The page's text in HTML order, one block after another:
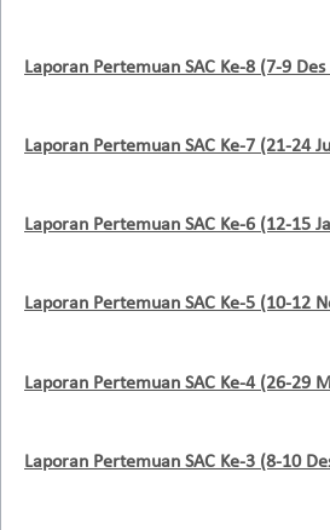
Laporan Pertemuan SAC Ke-8 (7-9
Laporan Pertemuan SAC Ke-7 (21-24
Laporan Pertemuan SAC Ke-6 (12-15
Laporan Pertemuan SAC Ke-5 (10-12
Laporan Pertemuan SAC Ke-4 (26-29
Laporan Pertemuan SAC Ke-3 (8-10